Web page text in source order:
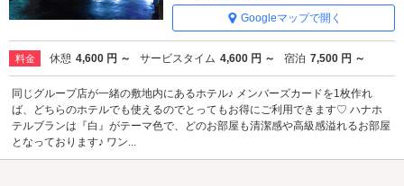
Googleマップで開く
料金 休憩 4,600 円 ～ サービスタイム 4,600 円 ～ 宿泊 7,500 円 ～
同じグループ店が一緒の敷地内にあるホテル♪ メンバーズカードを1枚作れ
ば、どちらのホテルでも使えるのでとってもお得にご利用できます♡ ハナホ
テルブランは『白』がテーマ色で、どのお部屋も清潔感や高級感溢れるお部屋
となっております♪ ワン...